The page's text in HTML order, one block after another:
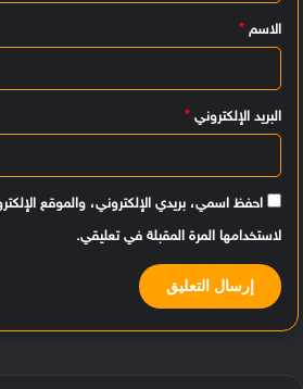
ق
الاسم *
البريد الإلكتروني *
احفظ اسمي، بريدي الإلكتروني، والموقع
لاستخدامها المرة المقبلة في تعليقي.